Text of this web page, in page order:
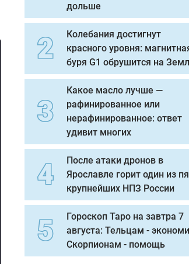
дольше
Колебания достигнут
красного уровня:
буря G1 обрушится на
Какое масло лучше —
рафинированное или
нерафинированное: ответ
удивит многих
После атаки дронов в
Ярославле горит один из
крупнейших НПЗ России
Гороскоп Таро на завтра 7
августа: Тельцам -
Скорпионам - помощь